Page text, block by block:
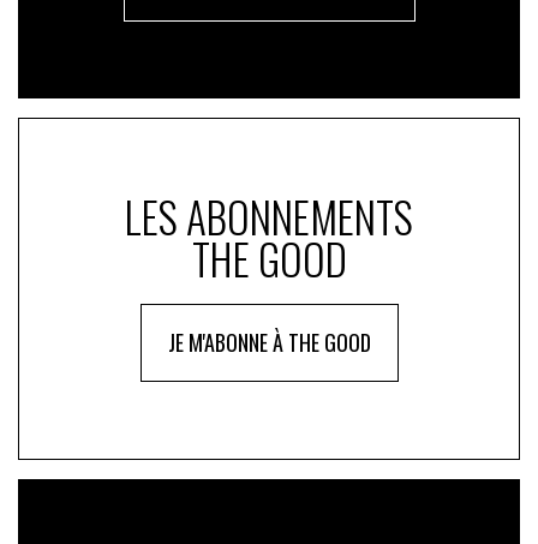
LES ABONNEMENTS
THE GOOD
JE M'ABONNE À THE GOOD